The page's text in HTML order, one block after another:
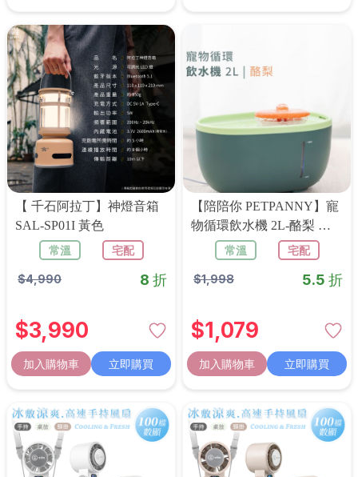
【 千石阿拉丁】神燈音箱
SAL-SP01I 黃色
常溫
宅配
$4,990 8 折
$3,990
加入購物車 立即購買
【陪陪你 PETPANNY】寵
物循環飲水機 2L-酪梨 廠
商宅配 常溫免運
常溫 宅配
$1,998 5.5 折
$1,079
加入購物車 立即購買